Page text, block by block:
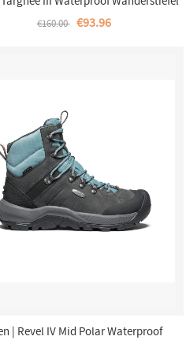
Damen-Toasted Coconut/Porcelain
€160.00 €93.96
| Revel IV Mid Polar Waterproof